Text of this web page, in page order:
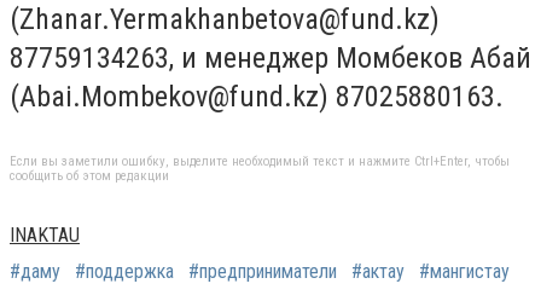
(Zhanar.Yermakhanbetova@fund.kz)
87759134263, и менеджер Момбеков Абай
(Abai.Mombekov@fund.kz) 87025880163.
Если вы заметили ошибку, выделите необходимый текст и нажмите Ctrl+Enter, чтобы
сообщить об этом редакции
INAKTAU
#даму
#поддержка #предприниматели #актау #мангистау